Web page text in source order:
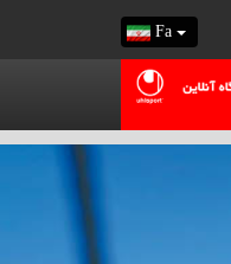
Fa